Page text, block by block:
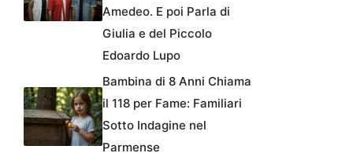
Amedeo. E poi Parla di
Giulia e del Piccolo
Edoardo Lupo
Bambina di 8 Anni Chiama
il 118 per Fame: Familiari
Sotto Indagine nel
Parmense